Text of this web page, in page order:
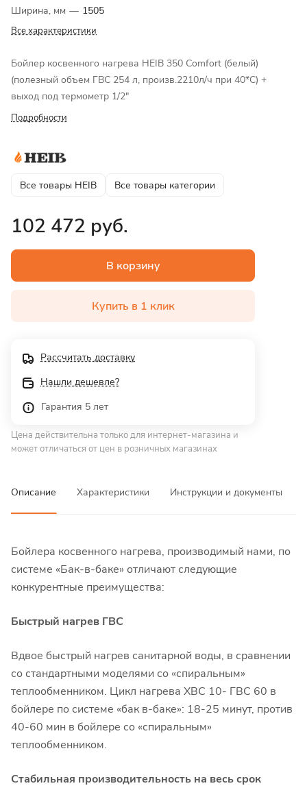
Ширина, мм — 1505
Все характеристики
Бойлер косвенного нагрева HEIB 350 Comfort (белый)
(полезный объем ГВС 254 л, произв.2210л/ч при 40*С) +
выход под термометр 1/2"
Подробности
Все товары HEIB Все товары категории
102 472 руб.
В корзину
Купить в 1 клик
Рассчитать доставку
Нашли дешевле?
Гарантия 5 лет
Цена действительна только для интернет-магазина и
может отличаться от цен в розничных магазинах
Описание Характеристики Инструкции и документы
Бойлера косвенного нагрева, производимый нами, по
системе «Бак-в-баке» отличают следующие
конкурентные преимущества:
Быстрый нагрев ГВС
Вдвое быстрый нагрев санитарной воды, в сравнении
со стандартными моделями со «спиральным»
теплообменником. Цикл нагрева ХВС 10- ГВС 60 в
бойлере по системе «бак в-баке»: 18-25 минут, против
40-60 мин в бойлере со «спиральным»
теплообменником.
Стабильная производительность на весь срок